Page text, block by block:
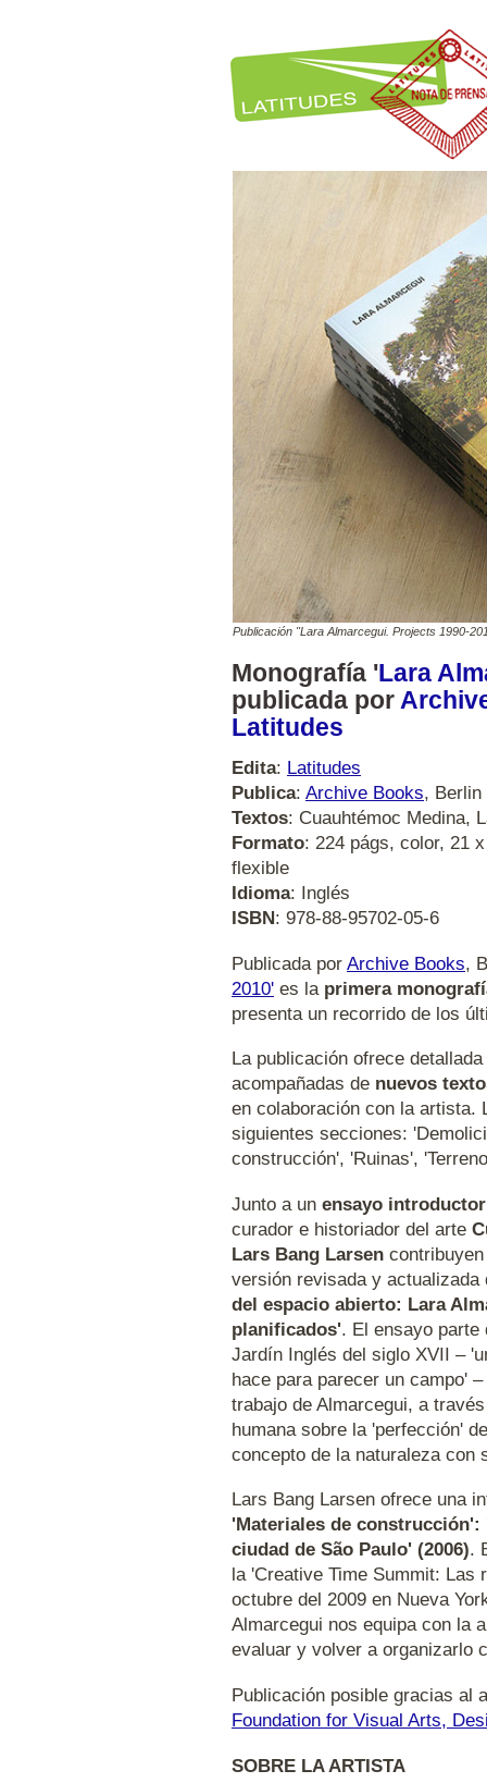
Publicación "Lara Almarcegui. Projects 1990-
Monografía 'Lara
publicada por
Latitudes
Edita: Latitudes
Publica: Archive Books, Berlin
Textos: Cuauhtémoc Medina,
Formato: 224 págs, color, 21
flexible
Idioma: Inglés
ISBN: 978-88-95702-05-6
Publicada por Archive Books,
2010' es la primera
presenta un recorrido de los
La publicación ofrece detallada
acompañadas de nuevos
en colaboración con la artista.
siguientes secciones:
construcción', 'Ruinas',
Junto a un ensayo
curador e historiador del arte
Lars Bang Larsen
versión revisada y
del espacio abierto: Lara
planificados'. El ensayo parte
Jardín Inglés del siglo XVII –
hace para parecer un campo'
trabajo de Almarcegui, a
humana sobre la 'perfección'
concepto de la naturaleza con
Lars Bang Larsen ofrece una
'Materiales de
ciudad de São Paulo' (2006).
la 'Creative Time Summit: Las
octubre del 2009 en Nueva
Almarcegui nos equipa con la
evaluar y volver a organizarlo
Publicación posible gracias al
Foundation for Visual Arts,
SOBRE LA ARTISTA